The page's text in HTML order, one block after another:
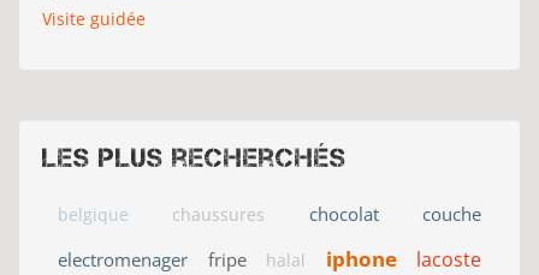
Visite guidée
Les plus recherchés
belgique chaussures chocolat
couche
electromenager
fripe halal iphone lacoste